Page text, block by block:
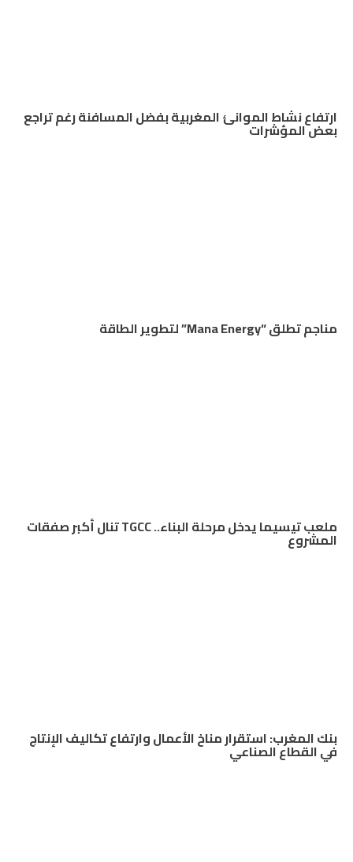
ارتفاع نشاط الموانئ المغربية بفضل المسافنة رغم تراجع
بعض المؤشرات
مناجم تطلق “Mana Energy” لتطوير الطاقة
ملعب تيسيما يدخل مرحلة البناء.. TGCC تنال أكبر صفقات
المشروع
بنك المغرب: استقرار مناخ الأعمال وارتفاع تكاليف الإنتاج
في القطاع الصناعي